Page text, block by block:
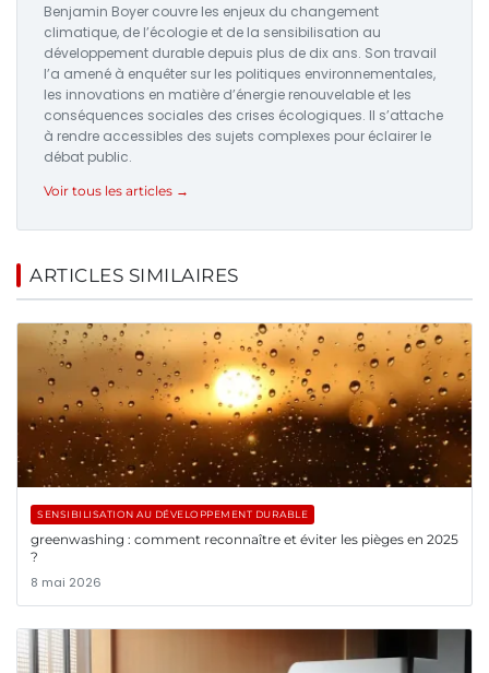
Benjamin Boyer couvre les enjeux du changement
climatique, de l’écologie et de la sensibilisation au
développement durable depuis plus de dix ans. Son travail
l’a amené à enquêter sur les politiques environnementales,
les innovations en matière d’énergie renouvelable et les
conséquences sociales des crises écologiques. Il s’attache
à rendre accessibles des sujets complexes pour éclairer le
débat public.
Voir tous les articles →
ARTICLES SIMILAIRES
SENSIBILISATION AU DÉVELOPPEMENT DURABLE
greenwashing : comment reconnaître et éviter les pièges en 2025
?
8 mai 2026